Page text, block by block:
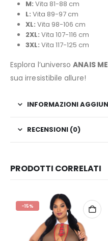
M: Vita 81-88 cm
L: Vita 89-97 cm
XL: Vita 98-106 cm
2XL: Vita 107-116 cm
3XL: Vita 117-125 cm
Esplora l’universoANAIS
sua irresistibile allure!
INFORMAZIONI
RECENSIONI (0)
PRODOTTI CORRELATI
-15%